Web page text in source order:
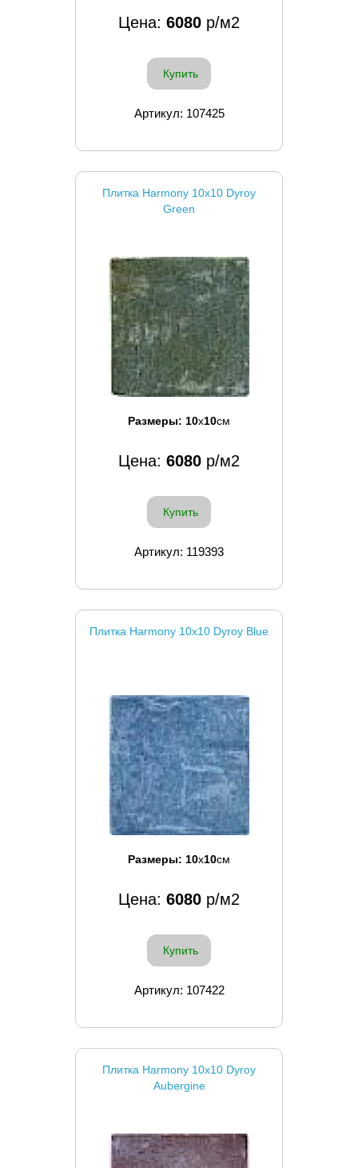
Цена: 6080 р/м2
Купить
Артикул: 107425
Плитка Harmony 10x10 Dyroy
Green
Размеры: 10x10см
Цена: 6080 р/м2
Купить
Артикул: 119393
Плитка Harmony 10x10 Dyroy Blue
Размеры: 10x10см
Цена: 6080 р/м2
Купить
Артикул: 107422
Плитка Harmony 10x10 Dyroy
Aubergine